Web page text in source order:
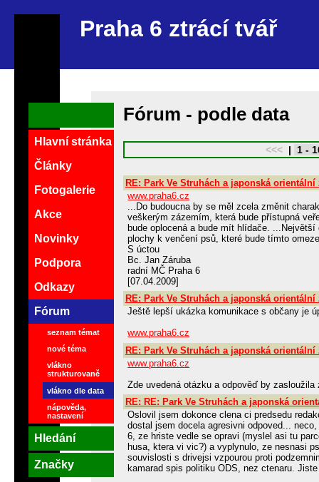
Praha 6 ztrácí tvář
Fórum - podle data
<<< | 1 -
RE: Park Ve Struhách a japonská orientální
www.praha6.cz
...Do budoucna by se měl zcela změnit
veškerým zázemím, která bude přístupná
bude oplocená a bude mít hlídače.
plochy k venčení psů, které bude tímto
S úctou
Bc. Jan Záruba
radní MČ Praha 6
[07.04.2009]
RE: Park Ve Struhách a japonská orientální
Ještě lepší ukázka komunikace s občany je
www.praha6.cz
RE: Park Ve Struhách a japonská orientální
www.praha6.cz
Zde uvedená otázku a odpověď by
RE: RE: Park Ve Struhách a japonská
Oslovil jsem dokonce clena ci predsedu
dostal jsem docela agresivni odpoved...
6, ze hriste vedle se opravi (myslel asi tu
husa, ktera vi vic?) a vyplynulo, ze nesnasi
souvislosti s drivejsi vzpourou proti
kamarad spis politiku ODS, nez ctenaru.
Hlavní stránka
Články
Fotogalerie
Akce
Novinky
Podpora
Odkazy
Fórum
seznam témat
nové téma
vlákno
strukturovaně
vlákno dle data
nápověda,
nastavení
Hledání
Značky